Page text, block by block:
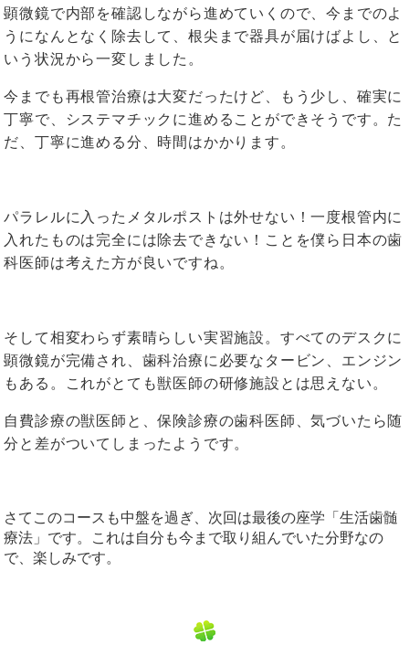
顕微鏡で内部を確認しながら進めていくので、今までのよ
うになんとなく除去して、根尖まで器具が届けばよし、と
いう状況から一変しました。
今までも再根管治療は大変だったけど、もう少し、確実に
丁寧で、システマチックに進めることができそうです。た
だ、丁寧に進める分、時間はかかります。
パラレルに入ったメタルポストは外せない！一度根管内に
入れたものは完全には除去できない！ことを僕ら日本の歯
科医師は考えた方が良いですね。
そして相変わらず素晴らしい実習施設。すべてのデスクに
顕微鏡が完備され、歯科治療に必要なタービン、エンジン
もある。これがとても獣医師の研修施設とは思えない。
自費診療の獣医師と、保険診療の歯科医師、気づいたら随
分と差がついてしまったようです。
さてこのコースも中盤を過ぎ、次回は最後の座学「生活歯髄
療法」です。これは自分も今まで取り組んでいた分野なの
で、楽しみです。